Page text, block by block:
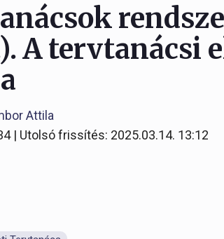
A tervtanácsi
Attila
| Utolsó frissítés: 2025.03.14. 13:12